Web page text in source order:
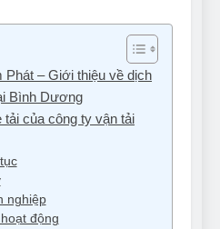
Phát – Giới thiệu về dịch
Bình Dương
tải của công ty vận tải
nghiệp
động